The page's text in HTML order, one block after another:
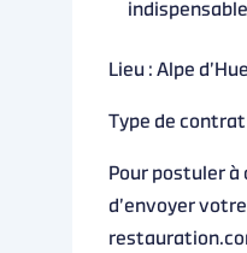
indispensable
Lieu : Alpe
Type de contrat
Pour postuler
d’envoyer